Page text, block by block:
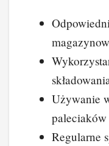
Używanie
paleciaków
Regularne